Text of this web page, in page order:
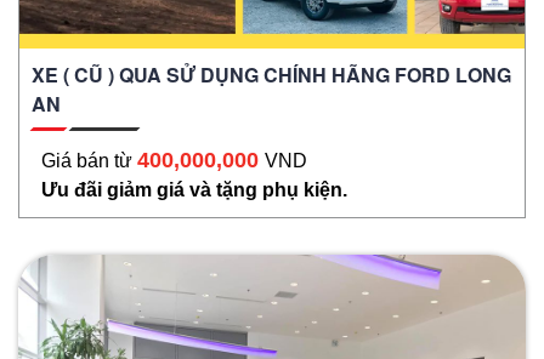
XE ( CŨ ) QUA SỬ DỤNG CHÍNH HÃNG FORD LONG
AN
Giá bán từ 400,000,000 VND
Ưu đãi giảm giá và tặng phụ kiện.